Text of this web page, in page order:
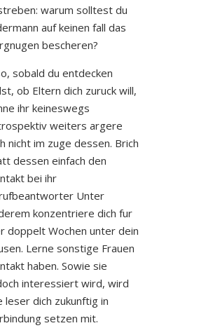
warum solltest du
auf keinen fall das
bescheren?
sobald du entdecken
ob Eltern dich zuruck will,
ihr keineswegs
weiters argere
nicht im zuge dessen. Brich
dessen einfach den
bei ihr
Unter
konzentriere dich fur
doppelt Wochen unter dein
Lerne sonstige Frauen
haben. Sowie sie
interessiert wird, wird
leser dich zukunftig in
setzen mit.